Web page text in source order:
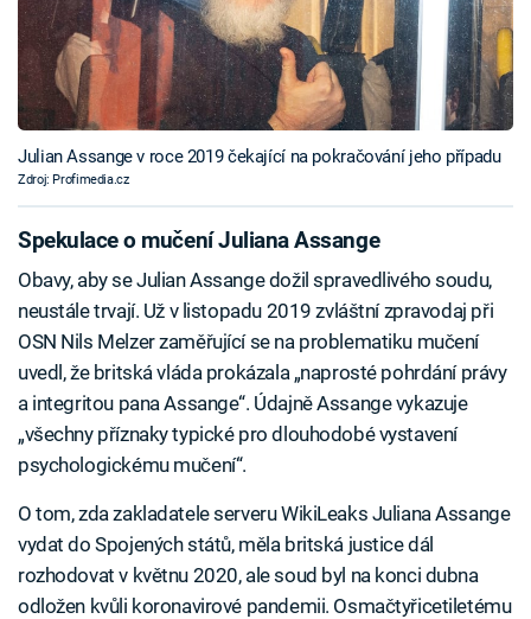
Julian Assange v roce 2019 čekající na pokračování jeho případu
Zdroj: Profimedia.cz
Spekulace o mučení Juliana Assange
Obavy, aby se Julian Assange dožil spravedlivého soudu,
neustále trvají. Už v listopadu 2019 zvláštní zpravodaj při
OSN Nils Melzer zaměřující se na problematiku mučení
uvedl, že britská vláda prokázala „naprosté pohrdání právy
a integritou pana Assange“. Údajně Assange vykazuje
„všechny příznaky typické pro dlouhodobé vystavení
psychologickému mučení“.
O tom, zda zakladatele serveru WikiLeaks Juliana Assange
vydat do Spojených států, měla britská justice dál
rozhodovat v květnu 2020, ale soud byl na konci dubna
odložen kvůli koronavirové pandemii. Osmačtyřicetiletému